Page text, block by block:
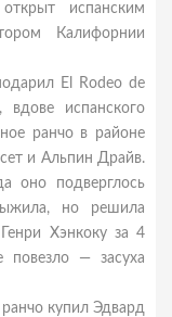
испанским
Калифорнии
El Rodeo de
испанского
ранчо в районе
и Альпин Драйв.
оно подверглось
но решила
Хэнкоку за 4
— засуха
купил Эдвард